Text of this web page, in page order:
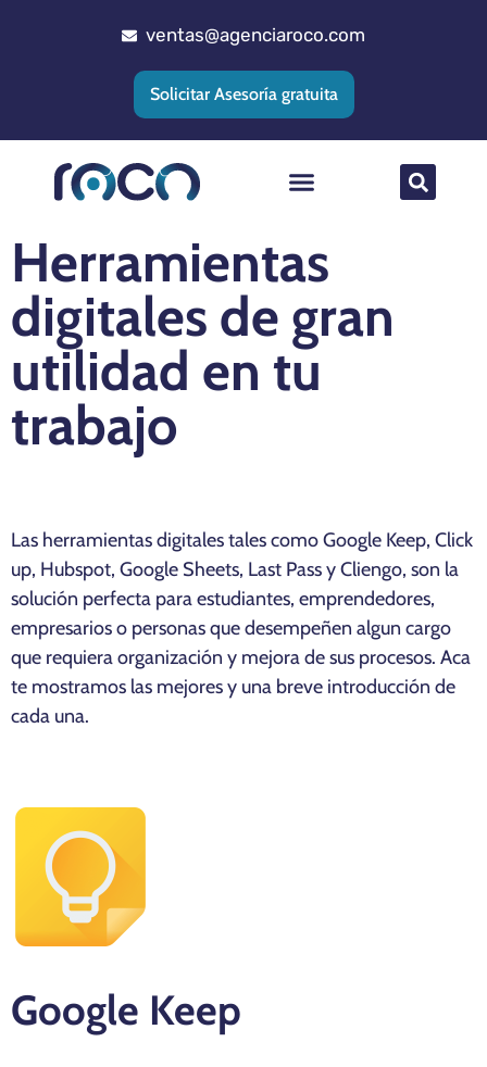
ventas@agenciaroco.com
Solicitar Asesoría gratuita
Herramientas
digitales de gran
utilidad en tu
trabajo
Las herramientas digitales tales como Google Keep, Click
up, Hubspot, Google Sheets, Last Pass y Cliengo, son la
solución perfecta para estudiantes, emprendedores,
empresarios o personas que desempeñen algun cargo
que requiera organización y mejora de sus procesos. Aca
te mostramos las mejores y una breve introducción de
cada una.
Google Keep